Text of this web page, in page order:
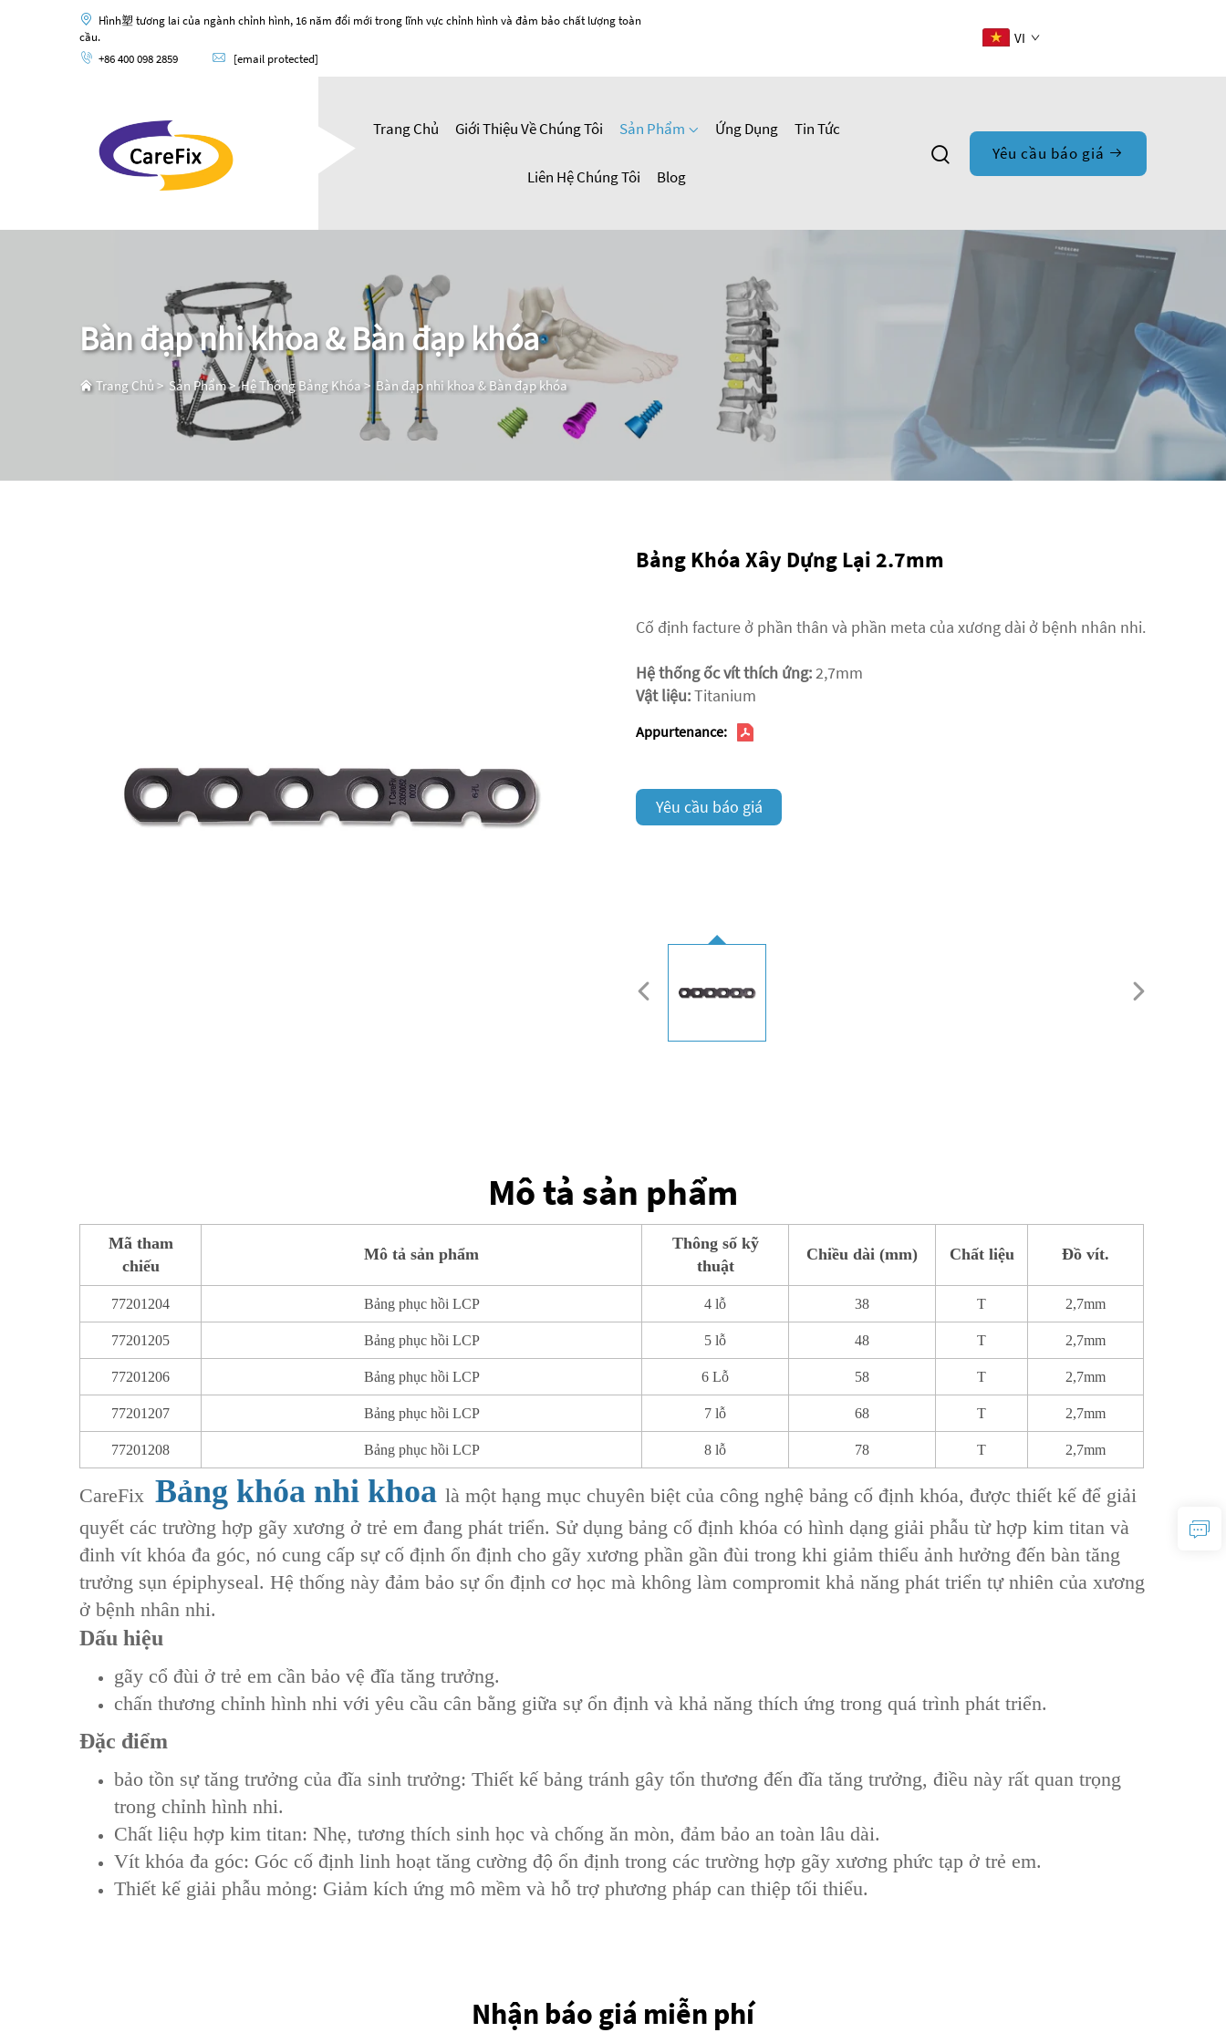
Hình塑 tương lai của ngành chỉnh hình, 16 năm đổi mới trong lĩnh vực chỉnh hình và đảm bảo chất lượng toàn
cầu.
+86 400 098 2859
[email protected]
VI
Trang Chủ Giới Thiệu Về Chúng Tôi Sản Phẩm Ứng Dụng Tin Tức
Liên Hệ Chúng Tôi Blog
Yêu cầu báo giá
Bàn đạp nhi khoa & Bàn đạp khóa
Trang Chủ> Sản Phẩm>Hệ Thống Bảng Khóa> Bàn đạp nhi khoa & Bàn đạp khóa
Bảng Khóa Xây Dựng Lại 2.7mm
Cố định facture ở phần thân và phần meta của xương dài ở bệnh nhân nhi.
Hệ thống ốc vít thích ứng:2,7mm
Vật liệu:Titanium
Appurtenance:
Yêu cầu báo giá
Mô tả sản phẩm
Mã tham
chiếu
Mô tả sản phẩm
Thông số kỹ
thuật
Chiều dài (mm) Chất liệu Đồ vít.
77201204 Bảng phục hồi LCP 4 lỗ 38 T 2,7mm
77201205 Bảng phục hồi LCP 5 lỗ 48 T 2,7mm
77201206 Bảng phục hồi LCP 6 Lỗ 58 T 2,7mm
77201207 Bảng phục hồi LCP 7 lỗ 68 T 2,7mm
77201208 Bảng phục hồi LCP 8 lỗ 78 T 2,7mm
CareFix ‌ Bảng khóa nhi khoa là một hạng mục chuyên biệt của công nghệ bảng cố định khóa, được thiết kế để giải
quyết các trường hợp gãy xương ở trẻ em đang phát triển. Sử dụng ‌bảng cố định khóa có hình dạng giải phẫu từ hợp kim titan‌ và
‌đinh vít khóa đa góc‌, nó cung cấp sự cố định ổn định cho ‌gãy xương phần gần đùi‌ trong khi giảm thiểu ảnh hưởng đến ‌bàn tăng
trưởng sụn épiphyseal‌. Hệ thống này đảm bảo sự ổn định cơ học mà không làm compromit khả năng phát triển tự nhiên của xương
ở bệnh nhân nhi.
Dấu hiệu
gãy cổ đùi ở trẻ em cần bảo vệ đĩa tăng trưởng.
chấn thương chỉnh hình nhi với yêu cầu cân bằng giữa sự ổn định và khả năng thích ứng trong quá trình phát triển.
Đặc điểm
bảo tồn sự tăng trưởng của đĩa sinh trưởng: Thiết kế bảng tránh gây tổn thương đến đĩa tăng trưởng, điều này rất quan trọng
trong chỉnh hình nhi.
Chất liệu hợp kim titan: Nhẹ, tương thích sinh học và chống ăn mòn, đảm bảo an toàn lâu dài.
Vít khóa đa góc: Góc cố định linh hoạt tăng cường độ ổn định trong các trường hợp gãy xương phức tạp ở trẻ em.
Thiết kế giải phẫu mỏng: Giảm kích ứng mô mềm và hỗ trợ phương pháp can thiệp tối thiểu.
Nhận báo giá miễn phí